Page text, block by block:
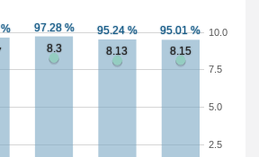
2.5
5.0
7.5
10.0